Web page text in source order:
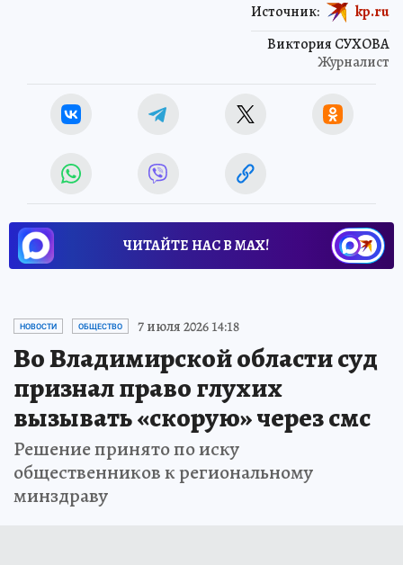
Виктория СУХОВА
Журналист
Источник: kp.ru
ЧИТАЙТЕ НАС В МАХ!
НОВОСТИ ОБЩЕСТВО 7 июля 2026 14:18
Во Владимирской области суд
признал право глухих
вызывать «скорую» через смс
Решение принято по иску
общественников к региональному
минздраву